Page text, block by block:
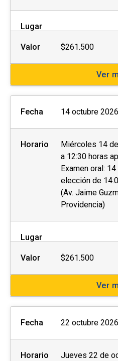
Lugar
Valor $261.500
Ver
Fecha 14 octubre
Horario
Miércoles 14
a 12:30 horas
Examen oral:
elección de
(Av. Jaime
Providencia)
Lugar
Valor $261.500
Ver
Fecha 22 octubre
Horario
Jueves 22 de